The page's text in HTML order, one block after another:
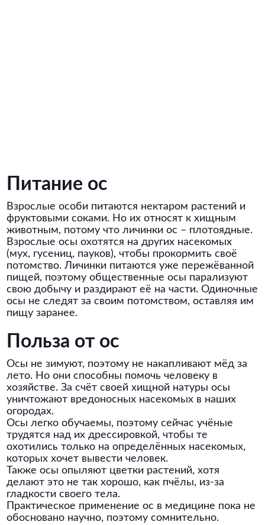
Питание ос
Взрослые особи питаются нектаром растений и
фруктовыми соками. Но их относят к хищным
животным, потому что личинки ос – плотоядные.
Взрослые осы охотятся на других насекомых
(мух, гусениц, пауков), чтобы прокормить своё
потомство. Личинки питаются уже пережёванной
пищей, поэтому общественные осы парализуют
свою добычу и раздирают её на части. Одиночные
осы не следят за своим потомством, оставляя им
пищу заранее.
Польза от ос
Осы не зимуют, поэтому не накапливают мёд за
лето. Но они способны помочь человеку в
хозяйстве. За счёт своей хищной натуры осы
уничтожают вредоносных насекомых в наших
огородах.
Осы легко обучаемы, поэтому сейчас учёные
трудятся над их дрессировкой, чтобы те
охотились только на определённых насекомых,
которых хочет вывести человек.
Также осы опыляют цветки растений, хотя
делают это не так хорошо, как пчёлы, из-за
гладкости своего тела.
Практическое применение ос в медицине пока не
обосновано научно, поэтому сомнительно.